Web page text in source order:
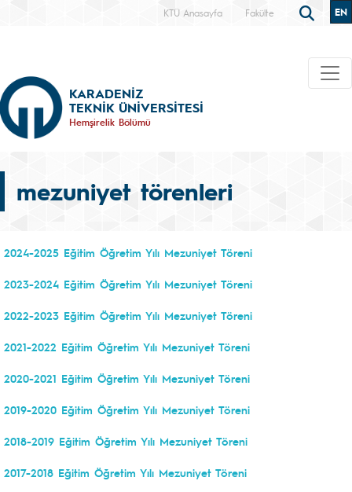
KTÜ Anasayfa Fakülte EN
KARADENİZ
TEKNİK ÜNİVERSİTESİ
Hemşirelik Bölümü
mezuniyet törenleri
2024-2025 Eğitim Öğretim Yılı Mezuniyet Töreni
2023-2024 Eğitim Öğretim Yılı Mezuniyet Töreni
2022-2023 Eğitim Öğretim Yılı Mezuniyet Töreni
2021-2022 Eğitim Öğretim Yılı Mezuniyet Töreni
2020-2021 Eğitim Öğretim Yılı Mezuniyet Töreni
2019-2020 Eğitim Öğretim Yılı Mezuniyet Töreni
2018-2019 Eğitim Öğretim Yılı Mezuniyet Töreni
2017-2018 Eğitim Öğretim Yılı Mezuniyet Töreni